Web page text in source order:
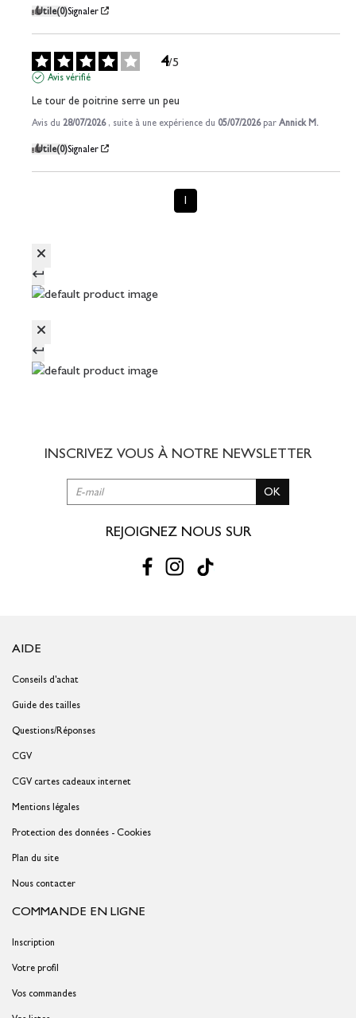
Utile(0)Signaler
4/5
Avis vérifié
Le tour de poitrine serre un peu
Avis du 28/07/2026 , suite à une expérience du 05/07/2026 par Annick M.
Utile(0)Signaler
1
INSCRIVEZ VOUS À NOTRE NEWSLETTER
OK
REJOIGNEZ NOUS SUR
AIDE
Conseils d'achat
Guide des tailles
Questions/Réponses
CGV
CGV cartes cadeaux internet
Mentions légales
Protection des données - Cookies
Plan du site
Nous contacter
COMMANDE EN LIGNE
Inscription
Votre profil
Vos commandes